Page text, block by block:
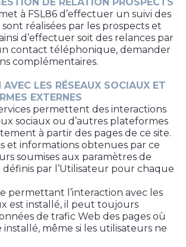
DE RELATION PROSPECTS
à FSL86 d’effectuer un suivi des
réalisées par les prospects et
d’effectuer soit des relances par
contact téléphonique, demander
complémentaires.
AVEC LES RÉSEAUX SOCIAUX ET
EXTERNES
permettent des interactions
sociaux ou d’autres plateformes
à partir des pages de ce site.
et informations obtenues par ce
soumises aux paramètres de
par l’Utilisateur pour chaque
permettant l’interaction avec les
est installé, il peut toujours
de trafic Web des pages où
installé, même si les utilisateurs ne